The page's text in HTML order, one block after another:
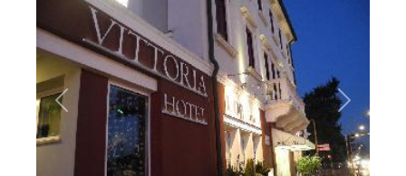
Zurück Weiter